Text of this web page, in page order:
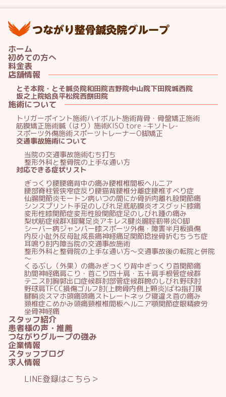
ホーム
初めての方へ
料金表
店舗情報
とそ本院・とそ鍼灸院和田院吉野院中山院下田院城西院
坂之上院姶良平松院西餅田院
施術について
トリガーポイント施術ハイボルト施術背骨・骨盤矯正施術
筋膜矯正施術鍼（はり）施術KISO tore -キソトレ-
スポーツ外傷施術スポーツトレーナーO脚矯正
交通事故施術について
当院の交通事故施術むち打ち
整形外科と整骨院の上手な通い方
対応できる症状リスト
ぎっくり腰腰痛背中の痛み腰椎椎間板ヘルニア
腰部脊柱管狭窄症反り腰猫背腰椎分離症腰椎すべり症
仙腸関節炎モートン病いつの間にか骨折肉離れ股関節痛
シンスプリント手足のしびれ足底筋膜炎オスグッド膝痛
変形性膝関節症変形性股関節症足のしびれ踵の痛み
梨状筋症候群X脚鵞足炎アキレス腱炎腸脛靭帯炎O脚
シーバー病ジャンパー膝スポーツ外傷・障害半月板損傷
内反小趾外反母趾成長痛神経痛足関節捻挫骨折むちうち症
耳鳴り肘内障当院の交通事故施術
整形外科と整骨院の上手な通い方～交通事故後の転院と併院
～
くるぶし（外果）の痛みぎっくり背中ぎっくり首関節痛
肋間神経痛肩こり・首こり四十肩・五十肩手根管症候群
テニス肘胸郭出口症候群肘部管症候群腕のしびれ野球肘
野球肩TFCC損傷ゴルフ肘(上腕骨内側上顆炎)ばね指打撲
腱鞘炎スマホ頭痛頭痛ストレートネック寝違え首の痛み
頚椎症こめかみ頭痛頸椎椎間板ヘルニア顎関節症眼精疲労
坐骨神経痛
スタッフ紹介
患者様の声・推薦
つながりグループの強み
企業情報
スタッフブログ
求人情報
LINE登録はこちら